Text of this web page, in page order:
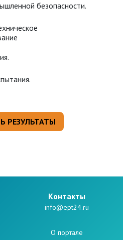
безопасности.
Kонтакты
info@ept24.ru
О портале